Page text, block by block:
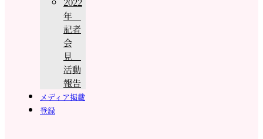
年
記者
会
見
活動
報告
メディア掲載
登録